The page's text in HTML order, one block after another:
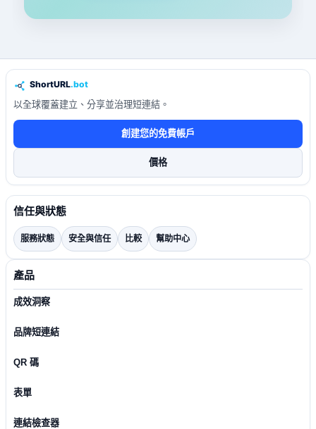
以全球覆蓋建立、分享並治理短連結。
創建您的免費帳戶
價格
信任與狀態
服務狀態 安全與信任 比較 幫助中心
產品
成效洞察
品牌短連結
QR 碼
表單
連結檢查器